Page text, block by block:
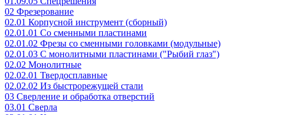
02 Фрезерование
02.01 Корпусной инструмент (сборный)
02.01.01 Со сменными пластинами
02.01.02 Фрезы со сменными головками (модульные)
02.01.03 С монолитными пластинами ("Рыбий глаз")
02.02 Монолитные
02.02.01 Твердосплавные
02.02.02 Из быстрорежущей стали
03 Сверление и обработка отверстий
03.01 Сверла